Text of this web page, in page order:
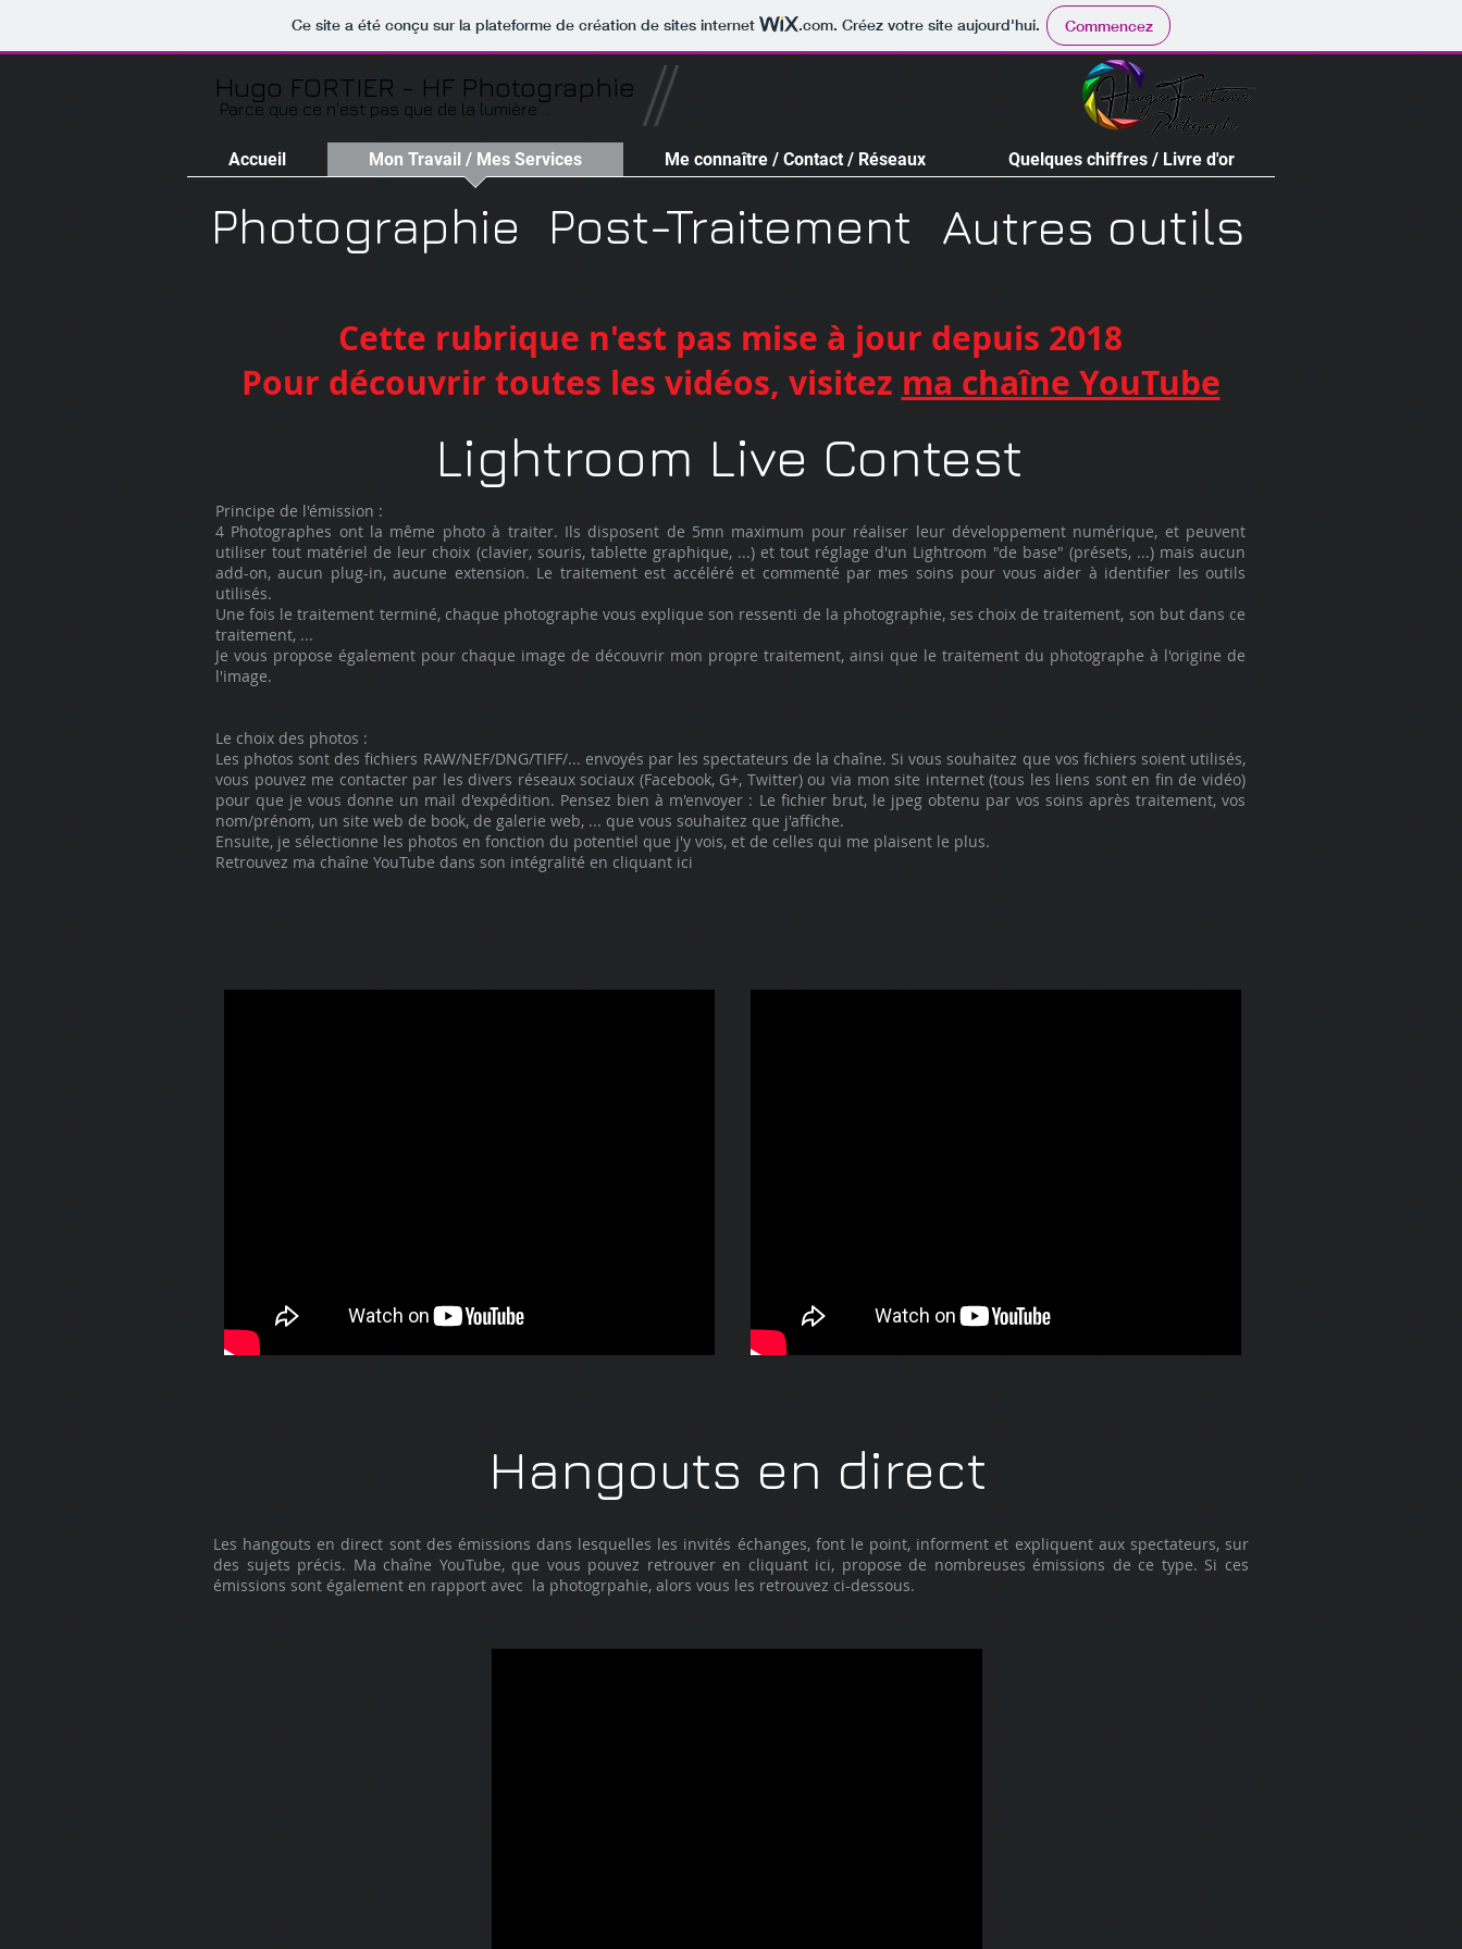
Ce site a été conçu sur la plateforme de création de sites internet .com. Créez votre site aujourd'hui. Commencez
Hugo FORTIER - HF Photographie
Parce que ce n'est pas que de la lumière ...
Accueil Mon Travail / Mes Services Me connaître / Contact / Réseaux Quelques chiffres / Livre d'or
Photographie Post-Traitement Autres outils
Cette rubrique n'est pas mise à jour depuis 2018
Pour découvrir toutes les vidéos, visitez ma chaîne YouTube
Lightroom Live Contest
Principe de l'émission :
4 Photographes ont la même photo à traiter. Ils disposent de 5mn maximum pour réaliser leur développement numérique, et peuvent
utiliser tout matériel de leur choix (clavier, souris, tablette graphique, ...) et tout réglage d'un Lightroom "de base" (présets, ...) mais aucun
add-on, aucun plug-in, aucune extension. Le traitement est accéléré et commenté par mes soins pour vous aider à identifier les outils
utilisés.
Une fois le traitement terminé, chaque photographe vous explique son ressenti de la photographie, ses choix de traitement, son but dans ce
traitement, ...
Je vous propose également pour chaque image de découvrir mon propre traitement, ainsi que le traitement du photographe à l'origine de
l'image.
Le choix des photos :
Les photos sont des fichiers RAW/NEF/DNG/TIFF/... envoyés par les spectateurs de la chaîne. Si vous souhaitez que vos fichiers soient utilisés,
vous pouvez me contacter par les divers réseaux sociaux (Facebook, G+, Twitter) ou via mon site internet (tous les liens sont en fin de vidéo)
pour que je vous donne un mail d'expédition. Pensez bien à m'envoyer : Le fichier brut, le jpeg obtenu par vos soins après traitement, vos
nom/prénom, un site web de book, de galerie web, ... que vous souhaitez que j'affiche.
Ensuite, je sélectionne les photos en fonction du potentiel que j'y vois, et de celles qui me plaisent le plus.
Retrouvez ma chaîne YouTube dans son intégralité en cliquant ici
Hangouts en direct
Les hangouts en direct sont des émissions dans lesquelles les invités échanges, font le point, informent et expliquent aux spectateurs, sur
des sujets précis. Ma chaîne YouTube, que vous pouvez retrouver en cliquant ici, propose de nombreuses émissions de ce type. Si ces
émissions sont également en rapport avec la photogrpahie, alors vous les retrouvez ci-dessous.